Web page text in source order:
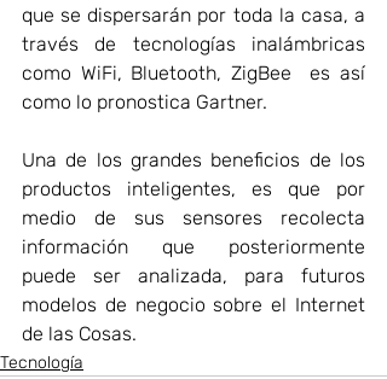
que se dispersarán por toda la casa, a
través de tecnologías inalámbricas
como WiFi, Bluetooth, ZigBee  es así
como lo pronostica Gartner.
Una de los grandes beneficios de los
productos inteligentes, es que por
medio de sus sensores recolecta
información que posteriormente
puede ser analizada, para futuros
modelos de negocio sobre el Internet
de las Cosas.
Tecnología